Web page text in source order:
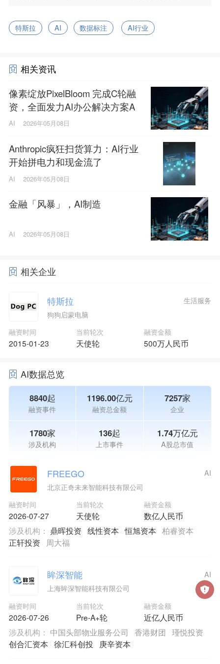
特斯拉 AI 数据标注 AI行业
相关资讯
像素绽放PixelBloom 完成C轮融
资，全面发力AI办公解决方案A
gent
AI 2026年05月08日
Anthropic疯狂扫货算力：AI行业
开始拼电力和现金流了
AI 2026年05月08日
金融「风暴」，AI制造
AI 2026年05月08日
相关企业
特斯拉
狗狗启蒙电脑
生活服务
融资时间
2015-01-23
当前轮次
天使轮
融资金额
500万人民币
AI数据总览
8840起
融资事件
1196.00亿元
融资总金额
7257家
企业
1780家
涉及机构
136起
上市事件
1.74万亿元
A股总市值
FREEGO
北京正奇未来智能科技有限公司
融资时间
2026-07-27
当前轮次
天使轮
融资金额
数亿人民币
AI
涉及机构： 鼎晖投资 线性资本 恒旭资本 柏睿资本
正轩投资
周大福
眸深智能
上海眸深智能科技有限公司
融资时间
2026-07-26
当前轮次
Pre-A+轮
融资金额
近亿人民币
AI
涉及机构： 中国头部物业服务公司 香港财团
瑾悦投资
创合汇资本 徐汇科创投 庚辛资本